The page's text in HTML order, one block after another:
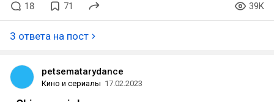
18 71 39K
3 ответа на пост
petsematarydance
Кино и сериалы 17.02.2023